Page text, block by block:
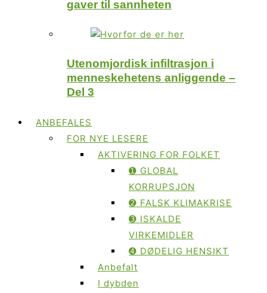
gaver til sannheten
Utenomjordisk infiltrasjon i
menneskehetens anliggende –
Del 3
ANBEFALES
FOR NYE LESERE
AKTIVERING FOR FOLKET
➊ GLOBAL
KORRUPSJON
➋ FALSK KLIMAKRISE
➌ ISKALDE
VIRKEMIDLER
➍ DØDELIG HENSIKT
Anbefalt
I dybden